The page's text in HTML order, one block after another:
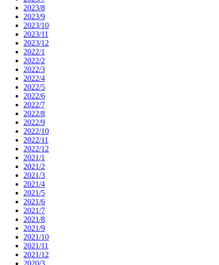
2023/8
2023/9
2023/10
2023/11
2023/12
2022/1
2022/2
2022/3
2022/4
2022/5
2022/6
2022/7
2022/8
2022/9
2022/10
2022/11
2022/12
2021/1
2021/2
2021/3
2021/4
2021/5
2021/6
2021/7
2021/8
2021/9
2021/10
2021/11
2021/12
2020/3